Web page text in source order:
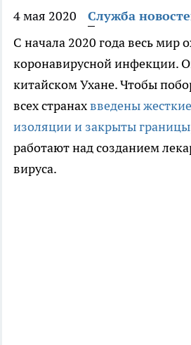
4 мая 2020
Служба
С начала 2020 года весь мир
коронавирусной инфекции.
китайском Ухане. Чтобы
всех странахвведены
изоляции и закрыты границы
работают над созданием
вируса.